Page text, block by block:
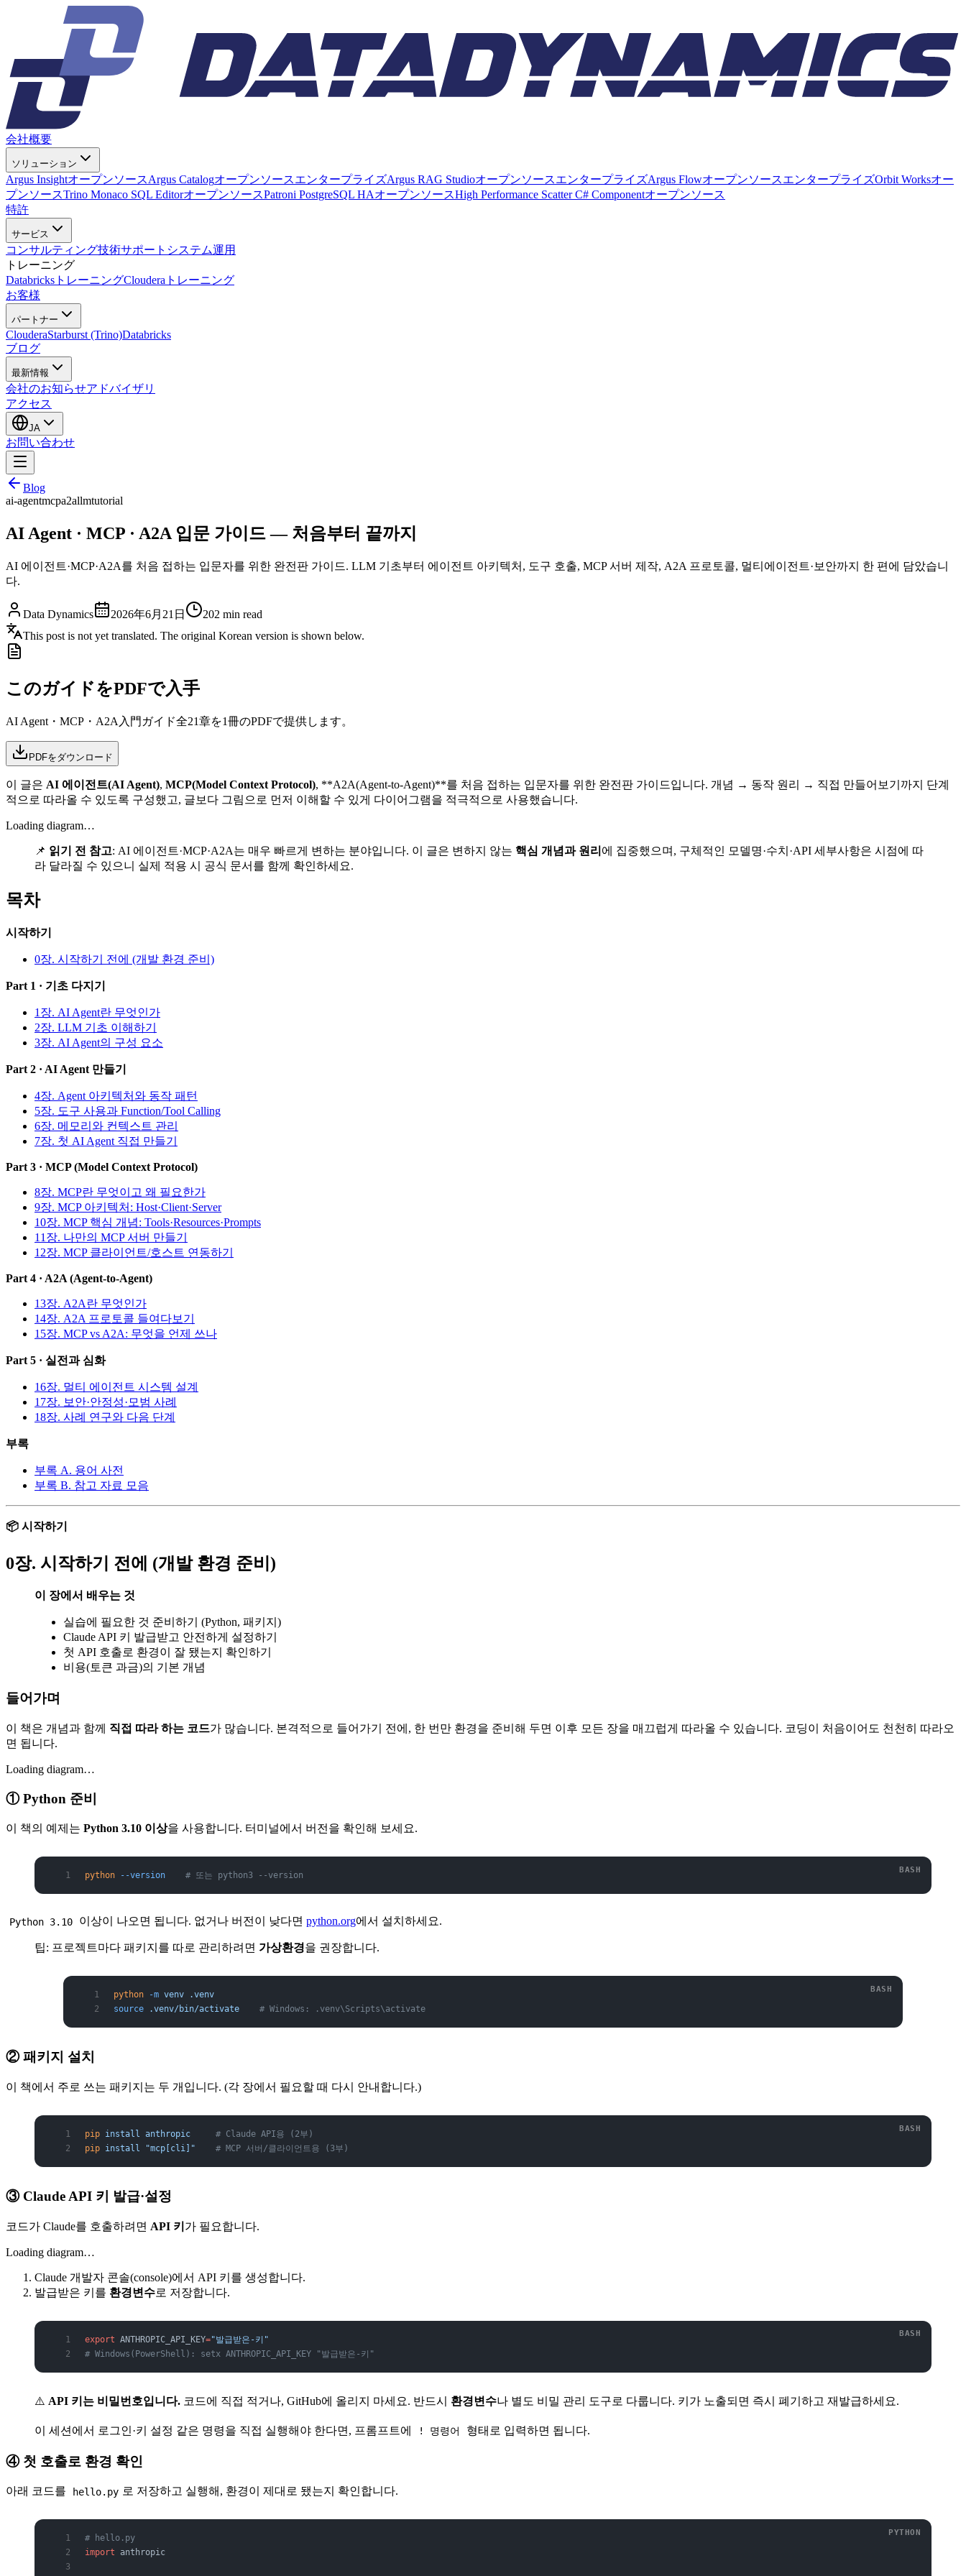
会社概要
ソリューション
Argus InsightオープンソースArgus CatalogオープンソースエンタープライズArgus RAG StudioオープンソースエンタープライズArgus FlowオープンソースエンタープライズOrbit Worksオー
プンソースTrino Monaco SQL EditorオープンソースPatroni PostgreSQL HAオープンソースHigh Performance Scatter C# Componentオープンソース
特許
サービス
コンサルティング技術サポート システム運用
トレーニング
DatabricksトレーニングClouderaトレーニング
お客様
パートナー
ClouderaStarburst (Trino)Databricks
ブログ
最新情報
会社のお知らせアドバイザリ
アクセス
JA
お問い合わせ
Blog
ai-agentmcpa2allmtutorial
AI Agent · MCP · A2A 입문 가이드 — 처음부터 끝까지
AI 에이전트·MCP·A2A를 처음 접하는 입문자를 위한 완전판 가이드. LLM 기초부터 에이전트 아키텍처, 도구 호출, MCP 서버 제작, A2A 프로토콜, 멀티에이전트·보안까지 한 편에 담았습니
다.
Data Dynamics 2026年6月21日 202 min read
This post is not yet translated. The original Korean version is shown below.
このガイドをPDFで入手
AI Agent・MCP・A2A入門ガイド全21章を1冊のPDFで提供します。
PDFをダウンロード
이 글은 AI 에이전트(AI Agent), MCP(Model Context Protocol), **A2A(Agent-to-Agent)**를 처음 접하는 입문자를 위한 완전판 가이드입니다. 개념 → 동작 원리 → 직접 만들어보기까지 단계
적으로 따라올 수 있도록 구성했고, 글보다 그림으로 먼저 이해할 수 있게 다이어그램을 적극적으로 사용했습니다.
Loading diagram…
📌 읽기 전 참고: AI 에이전트·MCP·A2A는 매우 빠르게 변하는 분야입니다. 이 글은 변하지 않는 핵심 개념과 원리 에 집중했으며, 구체적인 모델명·수치·API 세부사항은 시점에 따
라 달라질 수 있으니 실제 적용 시 공식 문서를 함께 확인하세요.
목차
시작하기
0장. 시작하기 전에 (개발 환경 준비)
Part 1 · 기초 다지기
1장. AI Agent란 무엇인가
2장. LLM 기초 이해하기
3장. AI Agent의 구성 요소
Part 2 · AI Agent 만들기
4장. Agent 아키텍처와 동작 패턴
5장. 도구 사용과 Function/Tool Calling
6장. 메모리와 컨텍스트 관리
7장. 첫 AI Agent 직접 만들기
Part 3 · MCP (Model Context Protocol)
8장. MCP란 무엇이고 왜 필요한가
9장. MCP 아키텍처: Host·Client·Server
10장. MCP 핵심 개념: Tools·Resources·Prompts
11장. 나만의 MCP 서버 만들기
12장. MCP 클라이언트/호스트 연동하기
Part 4 · A2A (Agent-to-Agent)
13장. A2A란 무엇인가
14장. A2A 프로토콜 들여다보기
15장. MCP vs A2A: 무엇을 언제 쓰나
Part 5 · 실전과 심화
16장. 멀티 에이전트 시스템 설계
17장. 보안·안정성·모범 사례
18장. 사례 연구와 다음 단계
부록
부록 A. 용어 사전
부록 B. 참고 자료 모음
📦 시작하기
0장. 시작하기 전에 (개발 환경 준비)
이 장에서 배우는 것
실습에 필요한 것 준비하기 (Python, 패키지)
Claude API 키 발급받고 안전하게 설정하기
첫 API 호출로 환경이 잘 됐는지 확인하기
비용(토큰 과금)의 기본 개념
들어가며
이 책은 개념과 함께 직접 따라 하는 코드가 많습니다. 본격적으로 들어가기 전에, 한 번만 환경을 준비해 두면 이후 모든 장을 매끄럽게 따라올 수 있습니다. 코딩이 처음이어도 천천히 따라오
면 됩니다.
Loading diagram…
① Python 준비
이 책의 예제는 Python 3.10 이상을 사용합니다. 터미널에서 버전을 확인해 보세요.
python --version
    # 또는 python3 --version
Python 3.10 이상이 나오면 됩니다. 없거나 버전이 낮다면python.org에서 설치하세요.
팁: 프로젝트마다 패키지를 따로 관리하려면 가상환경을 권장합니다.
python -m venv .venv
source .venv/bin/activate
    # Windows: .venv\Scripts\activate
② 패키지 설치
이 책에서 주로 쓰는 패키지는 두 개입니다. (각 장에서 필요할 때 다시 안내합니다.)
pip install anthropic
     # Claude API용 (2부)
pip install "mcp[cli]"
    # MCP 서버/클라이언트용 (3부)
③ Claude API 키 발급·설정
코드가 Claude를 호출하려면 API 키 가 필요합니다.
Loading diagram…
Claude 개발자 콘솔(console)에서 API 키를 생성합니다.
발급받은 키를 환경변수로 저장합니다.
export ANTHROPIC_API_KEY="발급받은-키"
# Windows(PowerShell): setx ANTHROPIC_API_KEY "발급받은-키"
⚠️ API 키는 비밀번호입니다. 코드에 직접 적거나, GitHub에 올리지 마세요. 반드시 환경변수나 별도 비밀 관리 도구로 다룹니다. 키가 노출되면 즉시 폐기하고 재발급하세요.
이 세션에서 로그인·키 설정 같은 명령을 직접 실행해야 한다면, 프롬프트에 ! 명령어 형태로 입력하면 됩니다.
④ 첫 호출로 환경 확인
아래 코드를 hello.py 로 저장하고 실행해, 환경이 제대로 됐는지 확인합니다.
# hello.py
import anthropic